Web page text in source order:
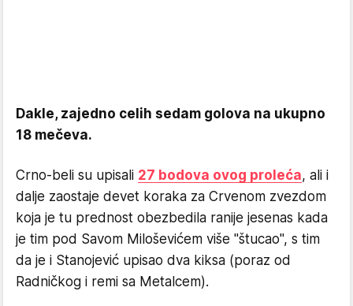
Dakle, zajedno celih sedam golova na ukupno
18 mečeva.
Crno-beli su upisali 27 bodova ovog proleća, ali i
dalje zaostaje devet koraka za Crvenom zvezdom
koja je tu prednost obezbedila ranije jesenas kada
je tim pod Savom Miloševićem više "štucao", s tim
da je i Stanojević upisao dva kiksa (poraz od
Radničkog i remi sa Metalcem).